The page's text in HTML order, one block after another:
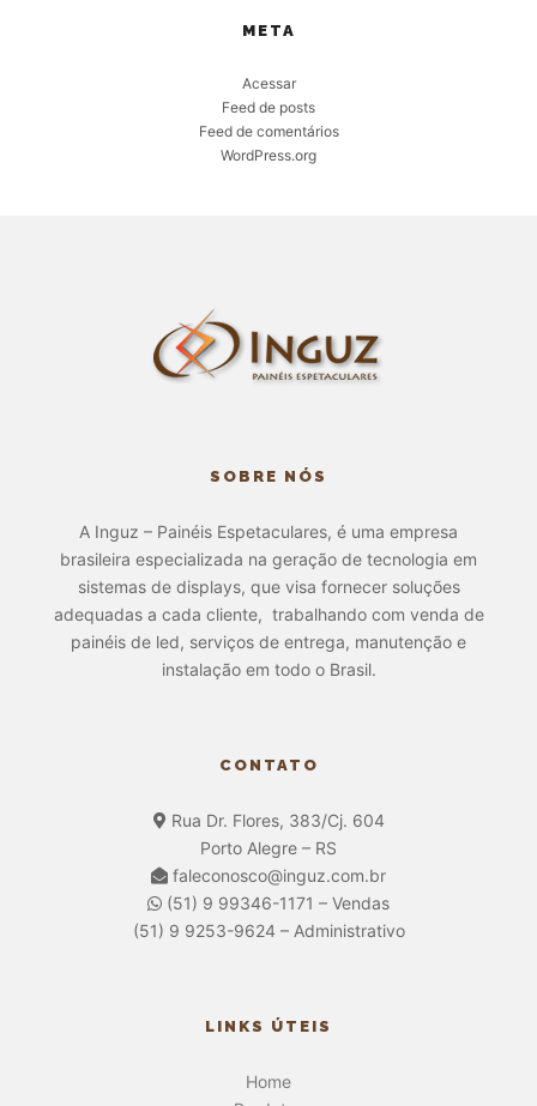
META
Acessar
Feed de posts
Feed de comentários
WordPress.org
SOBRE NÓS
A Inguz – Painéis Espetaculares, é uma empresa
brasileira especializada na geração de tecnologia em
sistemas de displays, que visa fornecer soluções
adequadas a cada cliente, trabalhando com venda de
painéis de led, serviços de entrega, manutenção e
instalação em todo o Brasil.
CONTATO
Rua Dr. Flores, 383/Cj. 604
Porto Alegre – RS
faleconosco@inguz.com.br
(51) 9 99346-1171 – Vendas
(51) 9 9253-9624 – Administrativo
LINKS ÚTEIS
Home